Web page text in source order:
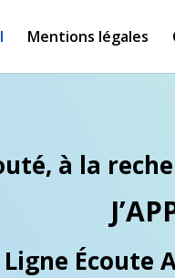
Mentions légales
à la
Ligne Écoute